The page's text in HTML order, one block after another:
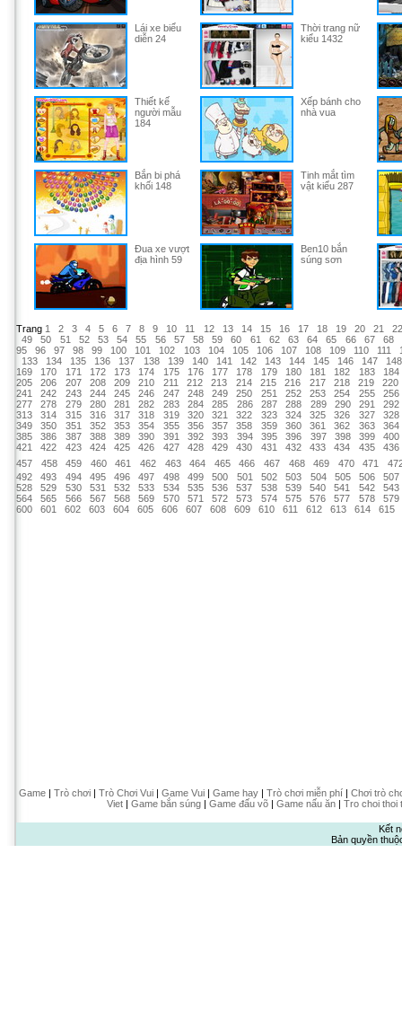
Lái xe biểu
diễn 24
Thời trang nữ
kiểu 1432
Thiết kế
người mẫu
184
Xếp bánh cho
nhà vua
Bắn bi phá
khối 148
Tinh mắt tìm
vật kiểu 287
Đua xe vượt
địa hình 59
Ben10 bắn
súng sơn
Trang 1 2 3 4 5 6 7 8 9 10 11 12 13 14 15 16 17 18 19 20 21
22
49
50 51 52 53 54 55 56 57 58 59 60 61 62 63 64 65 66 67
68
95
96 97 98 99 100 101 102 103 104 105 106 107 108 109 110 111
133
134 135 136 137 138 139 140 141 142 143 144 145 146 147
148
169
170 171 172 173 174 175 176 177 178 179 180 181 182 183
184
205
206 207 208 209 210 211 212 213 214 215 216 217 218 219
220
241
242 243 244 245 246 247 248 249 250 251 252 253 254 255
256
277
278 279 280 281 282 283 284 285 286 287 288 289 290 291
292
313
314 315 316 317 318 319 320 321 322 323 324 325 326 327
328
349
350 351 352 353 354 355 356 357 358 359 360 361 362 363
364
385
386 387 388 389 390 391 392 393 394 395 396 397 398 399
400
421
422 423 424 425 426 427 428 429 430 431 432 433 434 435
436
457
458 459 460 461 462 463 464 465 466 467 468 469 470 471
492
493 494 495 496 497 498 499 500 501 502 503 504 505 506
507
528
529 530 531 532 533 534 535 536 537 538 539 540 541 542
543
564
565 566 567 568 569 570 571 572 573 574 575 576 577 578
579
600
601 602 603 604 605 606 607 608 609 610 611 612 613 614 615
Game| Trò chơi| Trò Chơi Vui| Game Vui| Game hay| Trò chơi miễn phí| Chơi trò
Viet| Game bắn súng| Game đấu võ| Game nấu ăn| Tro choi thoi
Kết
Bản quyền